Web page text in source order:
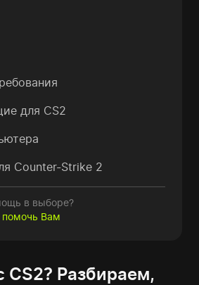
для CS2
Counter-Strike 2
в выборе?
Вам
Разбираем,